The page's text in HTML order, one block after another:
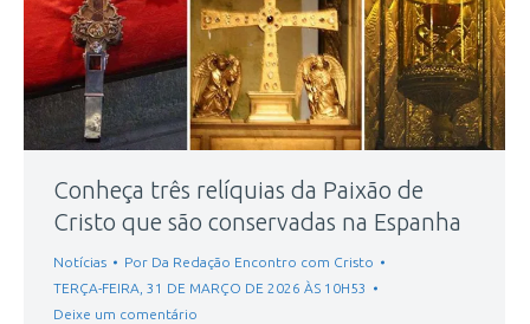
Conheça três relíquias da Paixão de
Cristo que são conservadas na Espanha
Notícias Por Da Redação Encontro com Cristo
TERÇA-FEIRA, 31 DE MARÇO DE 2026 ÀS 10H53
Deixe um comentário